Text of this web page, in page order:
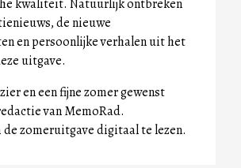
kwaliteit. Natuurlijk ontbreken
de nieuwe
en persoonlijke verhalen uit het
uitgave.
en een fijne zomer gewenst
van MemoRad.
de zomeruitgave digitaal te lezen.